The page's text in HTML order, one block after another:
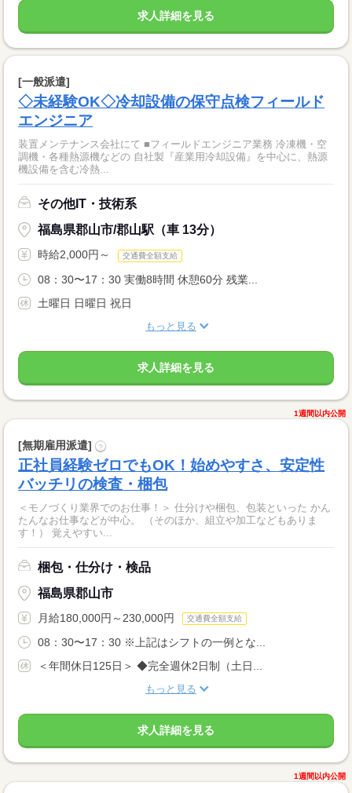
求人詳細を見る
[一般派遣]
◇未経験OK◇冷却設備の保守点検フィールド
エンジニア
装置メンテナンス会社にて ■フィールドエンジニア業務 冷凍機・空
調機・各種熱源機などの 自社製『産業用冷却設備』を中心に、熱源
機設備を含む冷熱...
その他IT・技術系
福島県郡山市/郡山駅（車 13分）
時給2,000円～ 交通費全額支給
08：30〜17：30 実働8時間 休憩60分 残業...
土曜日 日曜日 祝日
もっと見る
求人詳細を見る
1週間以内公開
[無期雇用派遣] ?
正社員経験ゼロでもOK！始めやすさ、安定性
バッチリの検査・梱包
＜モノづくり業界でのお仕事！＞ 仕分けや梱包、包装といった かん
たんなお仕事などが中心。 （そのほか、組立や加工などもありま
す！） 覚えやすい...
梱包・仕分け・検品
福島県郡山市
月給180,000円～230,000円 交通費全額支給
08：30〜17：30 ※上記はシフトの一例とな...
＜年間休日125日＞ ◆完全週休2日制（土日...
もっと見る
求人詳細を見る
1週間以内公開